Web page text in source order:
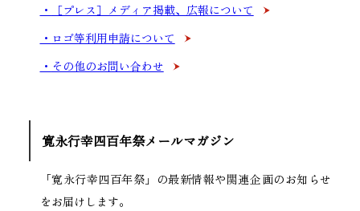
［プレス］メディア掲載、広報について
ロゴ等利用申請について
その他のお問い合わせ
寛永行幸四百年祭メールマガジン
「寛永行幸四百年祭」の最新情報や関連企画のお知らせ
をお届けします。